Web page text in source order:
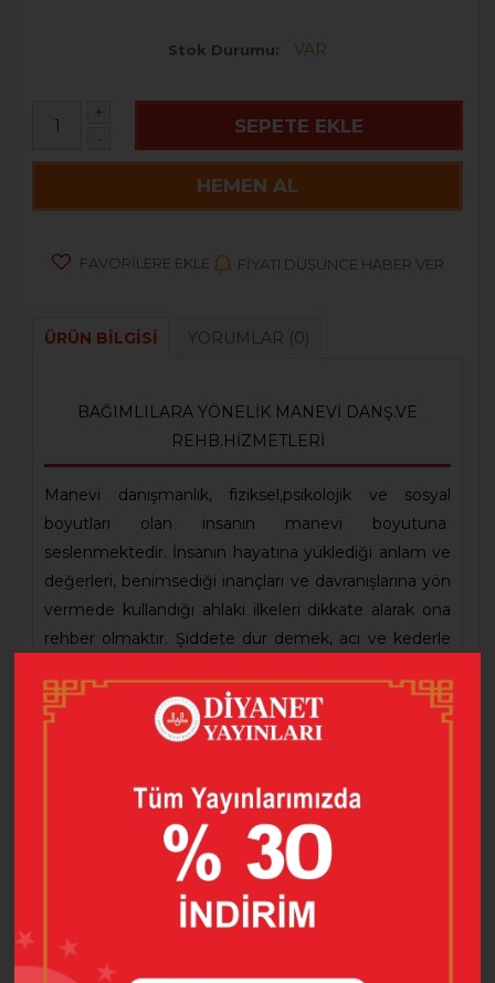
Stok Durumu VAR
+
-
SEPETE EKLE
HEMEN AL
FAVORILERE EKLE FIYATI DÜŞÜNCE HABER VER
ÜRÜN BILGISI YORUMLAR (0)
BAĞIMLILARA YÖNELİK MANEVİ DANŞ.VE
REHB.HİZMETLERİ
Manevi danışmanlık, fiziksel,psikolojik ve sosyal
boyutları olan insanın manevi boyutuna
seslenmektedir. İnsanın hayatına yüklediği anlam ve
değerleri, benimsediği inançları ve davranışlarına yön
vermede kullandığı ahlaki ilkeleri dikkate alarak ona
rehber olmaktır. Şiddete dur demek, acı ve kederle
pişmanlığı yeniden inşa gayretine dönüştürmek ve
içsel huzuru sağlamak için vazgeçilmez bir hizmet
kitaptan oluşan “Manevi Danışmanlık ve Rehberlik”
kitap serisi hazırlanmıştır.
Eser, bağımlılara yönelik gerçekleştirilen manevi
danışmanlık ve rehberlikle ilgili temel kavramları ve
işleyişi açıklayarak bağımlıların psikolojik özelliklerine,
bağımlılar ve yakınlarının manevi ihtiyaçları ve
bağımlılara yönelik gerçekleştirilen manevi